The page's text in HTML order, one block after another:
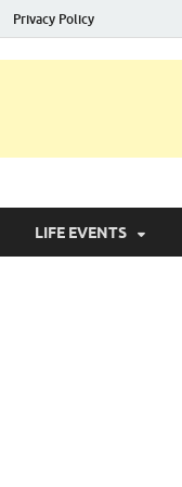
Privacy Policy
LIFE EVENTS